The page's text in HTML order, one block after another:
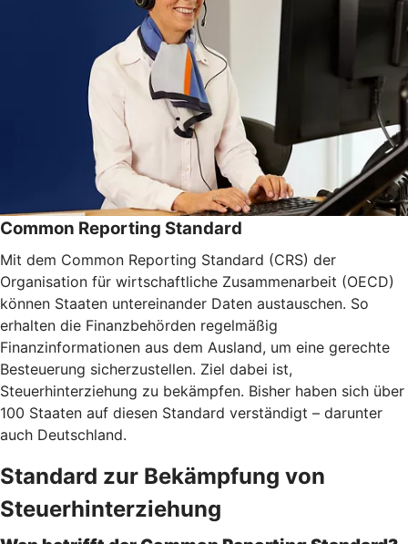
Common Reporting Standard
Mit dem Common Reporting Standard (CRS) der
Organisation für wirtschaftliche Zusammenarbeit (OECD)
können Staaten untereinander Daten austauschen. So
erhalten die Finanzbehörden regelmäßig
Finanzinformationen aus dem Ausland, um eine gerechte
Besteuerung sicherzustellen. Ziel dabei ist,
Steuerhinterziehung zu bekämpfen. Bisher haben sich über
100 Staaten auf diesen Standard verständigt – darunter
auch Deutschland.
Standard zur Bekämpfung von
Steuerhinterziehung